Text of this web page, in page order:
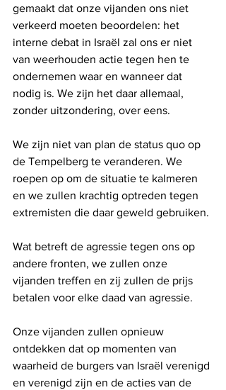
gemaakt dat onze vijanden ons niet
verkeerd moeten beoordelen: het
interne debat in Israël zal ons er niet
van weerhouden actie tegen hen te
ondernemen waar en wanneer dat
nodig is. We zijn het daar allemaal,
zonder uitzondering, over eens.
We zijn niet van plan de status quo op
de Tempelberg te veranderen. We
roepen op om de situatie te kalmeren
en we zullen krachtig optreden tegen
extremisten die daar geweld gebruiken.
Wat betreft de agressie tegen ons op
andere fronten, we zullen onze
vijanden treffen en zij zullen de prijs
betalen voor elke daad van agressie.
Onze vijanden zullen opnieuw
ontdekken dat op momenten van
waarheid de burgers van Israël verenigd
en verenigd zijn en de acties van de